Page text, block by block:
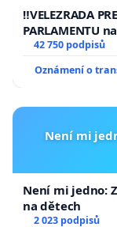
‼️VELEZRADA
PARLAMENTU
144 jednacího
republiky
42 750 podpisů
Oznámení o
Není mi
Není mi jedno:
na dětech
2 023 podpisů